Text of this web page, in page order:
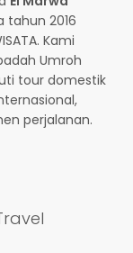
tahun 2016
Kami
Umroh
tour domestik
perjalanan.